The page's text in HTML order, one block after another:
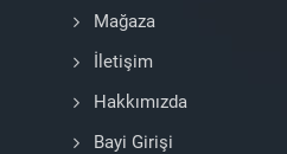
Mağaza
İletişim
Hakkımızda
Bayi Girişi